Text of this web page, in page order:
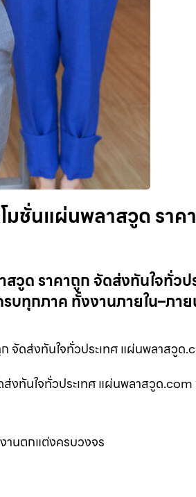
มชั่นแผ่นพลาสวูด ราค
วูด ราคาถูก จัดส่งทันใจทั่วป
ทุกภาค ทั้งงานภายใน–ภา
จัดส่งทันใจทั่วประเทศ แผ่นพลาสวูด
งทันใจทั่วประเทศ แผ่นพลาสวูด.com
านตกแต่งครบวงจร